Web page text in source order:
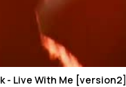
- Live With Me [version2]